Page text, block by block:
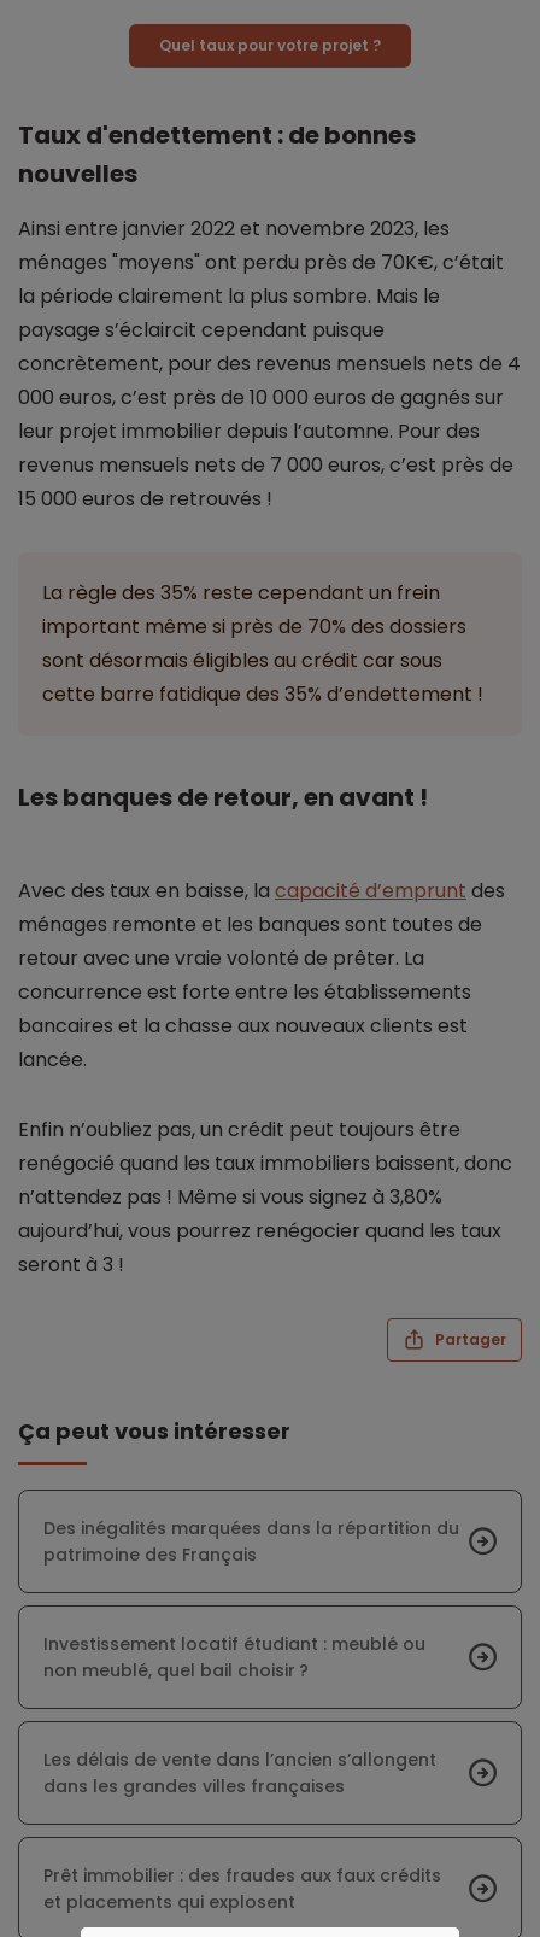
Quel taux pour votre projet ?
Taux d'endettement : de bonnes
nouvelles
Ainsi entre janvier 2022 et novembre 2023, les
ménages "moyens" ont perdu près de 70K€, c’était
la période clairement la plus sombre. Mais le
paysage s’éclaircit cependant puisque
concrètement, pour des revenus mensuels nets de 4
000 euros, c’est près de 10 000 euros de gagnés sur
leur projet immobilier depuis l’automne. Pour des
revenus mensuels nets de 7 000 euros, c’est près de
15 000 euros de retrouvés !
La règle des 35% reste cependant un frein
important même si près de 70% des dossiers
sont désormais éligibles au crédit car sous
cette barre fatidique des 35% d’endettement !
Les banques de retour, en avant !
Avec des taux en baisse, la capacité d’emprunt des
ménages remonte et les banques sont toutes de
retour avec une vraie volonté de prêter. La
concurrence est forte entre les établissements
bancaires et la chasse aux nouveaux clients est
lancée.
Enfin n’oubliez pas, un crédit peut toujours être
renégocié quand les taux immobiliers baissent, donc
n’attendez pas ! Même si vous signez à 3,80%
aujourd’hui, vous pourrez renégocier quand les taux
seront à 3 !
Partager
Ça peut vous intéresser
Des inégalités marquées dans la répartition du
patrimoine des Français
Investissement locatif étudiant : meublé ou
non meublé, quel bail choisir ?
Les délais de vente dans l’ancien s’allongent
dans les grandes villes françaises
Prêt immobilier : des fraudes aux faux crédits
et placements qui explosent